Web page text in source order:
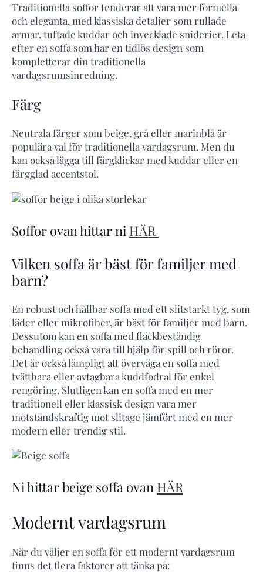
Traditionella soffor tenderar att vara mer formella
och eleganta, med klassiska detaljer som rullade
armar, tuftade kuddar och invecklade sniderier. Leta
efter en soffa som har en tidlös design som
kompletterar din traditionella
vardagsrumsinredning.
Färg
Neutrala färger som beige, grå eller marinblå är
populära val för traditionella vardagsrum. Men du
kan också lägga till färgklickar med kuddar eller en
färgglad accentstol.
Soffor ovan hittar ni HÄR
Vilken soffa är bäst för familjer med
barn?
En robust och hållbar soffa med ett slitstarkt tyg, som
läder eller mikrofiber, är bäst för familjer med barn.
Dessutom kan en soffa med fläckbeständig
behandling också vara till hjälp för spill och röror.
Det är också lämpligt att överväga en soffa med
tvättbara eller avtagbara kuddfodral för enkel
rengöring. Slutligen kan en soffa med en mer
traditionell eller klassisk design vara mer
motståndskraftig mot slitage jämfört med en mer
modern eller trendig stil.
Ni hittar beige soffa ovan HÄR
Modernt vardagsrum
När du väljer en soffa för ett modernt vardagsrum
finns det flera faktorer att tänka på: